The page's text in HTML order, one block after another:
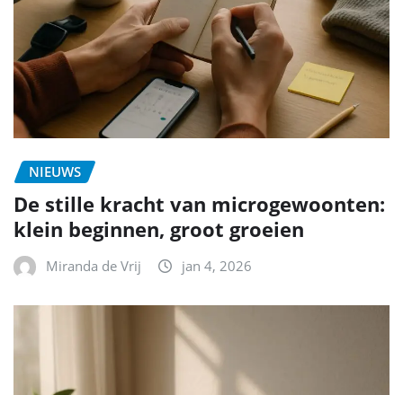
NIEUWS
De stille kracht van microgewoonten:
klein beginnen, groot groeien
Miranda de Vrij jan 4, 2026